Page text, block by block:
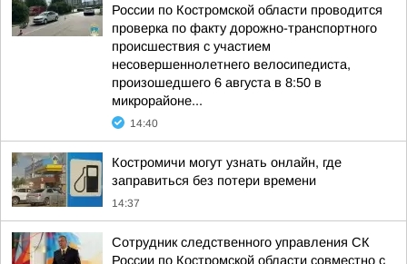
России по Костромской области проводится
проверка по факту дорожно-транспортного
происшествия с участием
несовершеннолетнего велосипедиста,
произошедшего 6 августа в 8:50 в
микрорайоне...
14:40
Костромичи могут узнать онлайн, где
заправиться без потери времени
14:37
Сотрудник следственного управления СК
России по Костромской области совместно с